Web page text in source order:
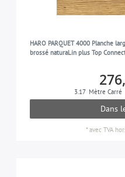
HARO PARQUET 4000 Planche
brossé naturaLin plus Top
3.17 Mètre Carré
Dans
*avec TVA